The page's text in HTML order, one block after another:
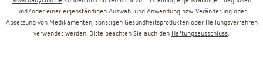
und/oder einer eigenständigen Auswahl und Anwendung bzw. Veränderung oder
Absetzung von Medikamenten, sonstigen Gesundheitsprodukten oder Heilungsverfahren
verwendet werden. Bitte beachten Sie auch den Haftungsausschluss.